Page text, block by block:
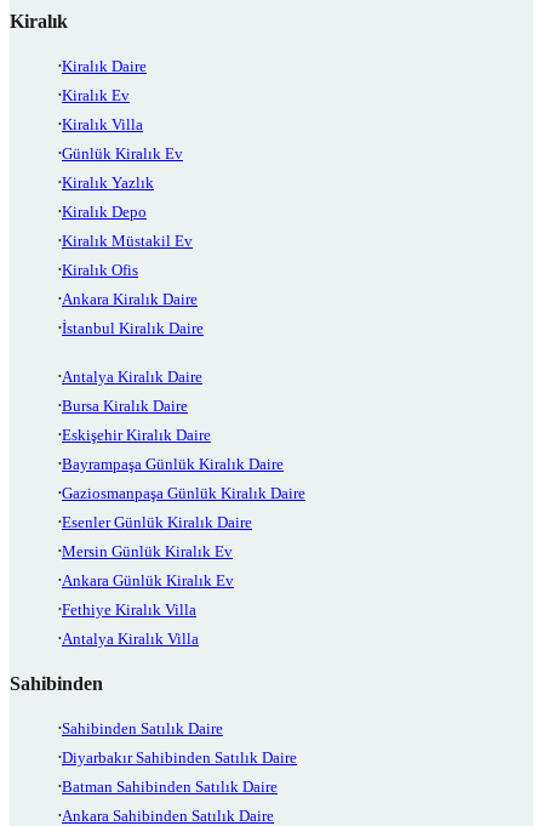
Kiralık
Kiralık Daire
Kiralık Ev
Kiralık Villa
Günlük Kiralık Ev
Kiralık Yazlık
Kiralık Depo
Kiralık Müstakil Ev
Kiralık Ofis
Ankara Kiralık Daire
İstanbul Kiralık Daire
Antalya Kiralık Daire
Bursa Kiralık Daire
Eskişehir Kiralık Daire
Bayrampaşa Günlük Kiralık Daire
Gaziosmanpaşa Günlük Kiralık Daire
Esenler Günlük Kiralık Daire
Mersin Günlük Kiralık Ev
Ankara Günlük Kiralık Ev
Fethiye Kiralık Villa
Antalya Kiralık Villa
Sahibinden
Sahibinden Satılık Daire
Diyarbakır Sahibinden Satılık Daire
Batman Sahibinden Satılık Daire
Ankara Sahibinden Satılık Daire